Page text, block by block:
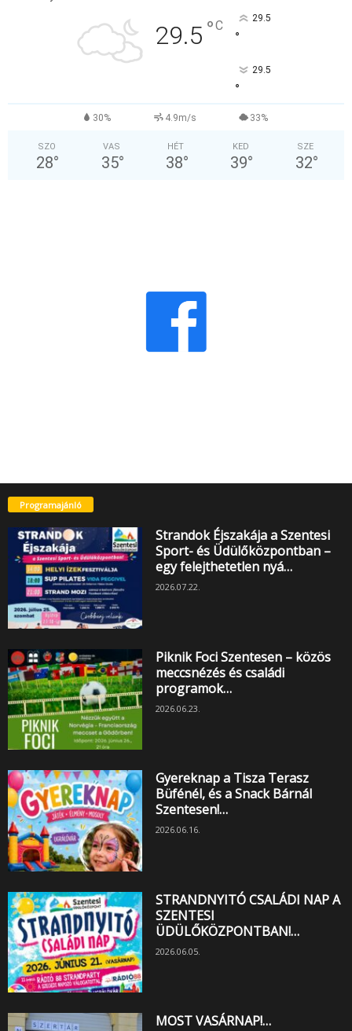
29.5 °C 29.5
°
29.5
°
30% 4.9m/s 33%
SZO
28°
VAS
35°
HÉT
38°
KED
39°
SZE
32°
Programajánló
Strandok Éjszakája a Szentesi
Sport- és Üdülőközpontban –
egy felejthetetlen nyá…
2026.07.22.
Piknik Foci Szentesen – közös
meccsnézés és családi
programok…
2026.06.23.
Gyereknap a Tisza Terasz
Büfénél, és a Snack Bárnál
Szentesen!…
2026.06.16.
STRANDNYITÓ CSALÁDI NAP A
SZENTESI
ÜDÜLŐKÖZPONTBAN!…
2026.06.05.
MOST VASÁRNAP!…